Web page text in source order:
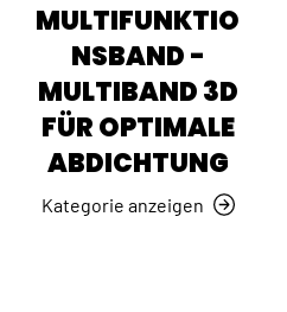
MULTIFUNKTIO
NSBAND -
MULTIBAND 3D
FÜR OPTIMALE
ABDICHTUNG
Kategorie anzeigen